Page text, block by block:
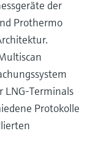
der
Prothermo
LNG-Terminals
Protokolle